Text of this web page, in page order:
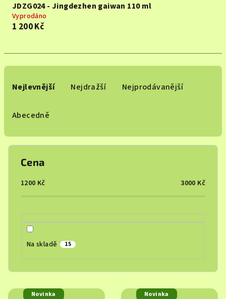
JDZG024 - Jingdezhen gaiwan 110 ml
Vyprodáno
1 200 Kč
Ř
Nejlevnější Nejdražší Nejprodávanější
Abecedně
Cena
1200 Kč 3000 Kč
Na skladě 15
V
Novinka Novinka